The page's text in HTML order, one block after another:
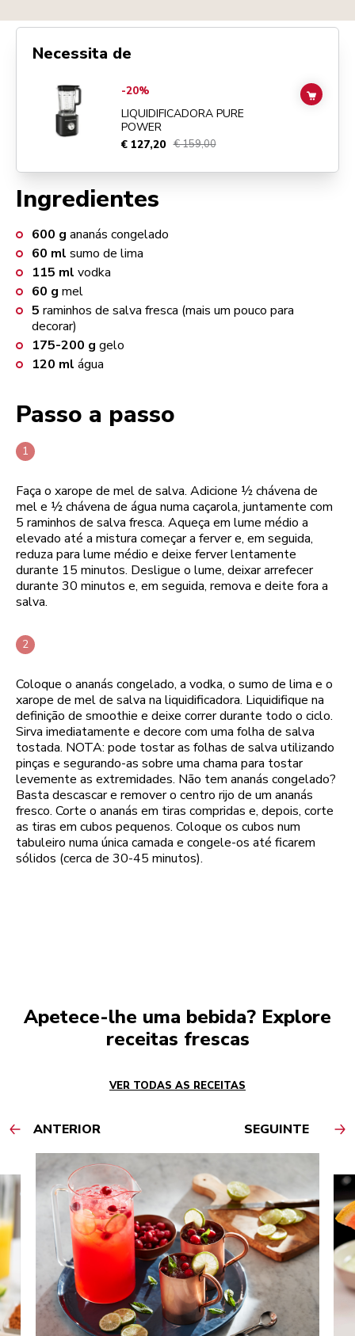
Ingredientes
600 g ananás congelado
60 ml sumo de lima
115 ml vodka
60 g mel
5 raminhos de salva fresca (mais um pouco para
decorar)
175-200 g gelo
120 ml água
Passo a passo
Faça o xarope de mel de salva. Adicione ½ chávena de
mel e ½ chávena de água numa caçarola, juntamente com
5 raminhos de salva fresca. Aqueça em lume médio a
elevado até a mistura começar a ferver e, em seguida,
reduza para lume médio e deixe ferver lentamente
durante 15 minutos. Desligue o lume, deixar arrefecer
durante 30 minutos e, em seguida, remova e deite fora a
salva.
Coloque o ananás congelado, a vodka, o sumo de lima e o
xarope de mel de salva na liquidificadora. Liquidifique na
definição de smoothie e deixe correr durante todo o ciclo.
Sirva imediatamente e decore com uma folha de salva
tostada. NOTA: pode tostar as folhas de salva utilizando
pinças e segurando-as sobre uma chama para tostar
levemente as extremidades. Não tem ananás congelado?
Basta descascar e remover o centro rijo de um ananás
fresco. Corte o ananás em tiras compridas e, depois, corte
as tiras em cubos pequenos. Coloque os cubos num
tabuleiro numa única camada e congele-os até ficarem
sólidos (cerca de 30-45 minutos).
Necessita de
Go toLiquidificadora Pure Power
-20%
LIQUIDIFICADORA PURE
POWER
€ 127,20 € 159,00
ADD
Apetece-lhe uma bebida? Explore
receitas frescas
VER TODAS AS RECEITAS
ANTERIOR SEGUINTE